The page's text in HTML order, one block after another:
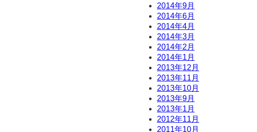
2014年9月
2014年6月
2014年4月
2014年3月
2014年2月
2014年1月
2013年12月
2013年11月
2013年10月
2013年9月
2013年1月
2012年11月
2011年10月